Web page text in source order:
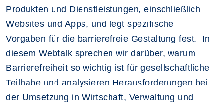
Produkten und Dienstleistungen, einschließlich
Websites und Apps, und legt spezifische
Vorgaben für die barrierefreie Gestaltung fest. In
diesem Webtalk sprechen wir darüber, warum
Barrierefreiheit so wichtig ist für gesellschaftliche
Teilhabe und analysieren Herausforderungen bei
der Umsetzung in Wirtschaft, Verwaltung und